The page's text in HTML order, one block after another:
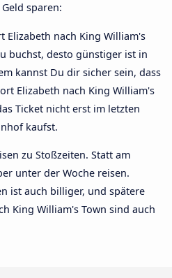
sparen:
Elizabeth nach King William's
buchst, desto günstiger ist in
kannst Du dir sicher sein, dass
Elizabeth nach King William's
Ticket nicht erst im letzten
kaufst.
zu Stoßzeiten. Statt am
unter der Woche reisen.
ist auch billiger, und spätere
King William's Town sind auch